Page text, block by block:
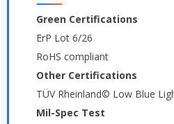
Green Certifications
ErP Lot 6/26
RoHS compliant
Other Certifications
TÜV Rheinland© Low Blue
Mil-Spec Test